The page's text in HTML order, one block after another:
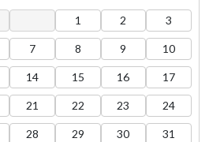
1 2 3
7 8 9 10
14 15 16 17
21 22 23 24
28 29 30 31